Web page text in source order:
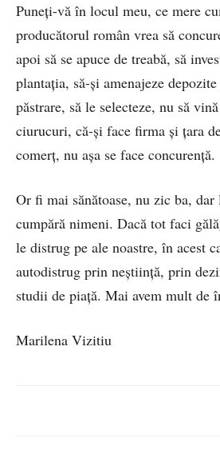
Puneţi-vă în locul meu, ce mere
producătorul român vrea să
apoi să se apuce de treabă, să
plantaţia, să-şi amenajeze
păstrare, să le selecteze, nu să
ciurucuri, că-şi face firma şi ţara
comerţ, nu aşa se face concurenţă.
Or fi mai sănătoase, nu zic ba,
cumpără nimeni. Dacă tot faci
le distrug pe ale noastre, în acest
autodistrug prin neştiinţă, prin
studii de piaţă. Mai avem mult de
Marilena Vizitiu